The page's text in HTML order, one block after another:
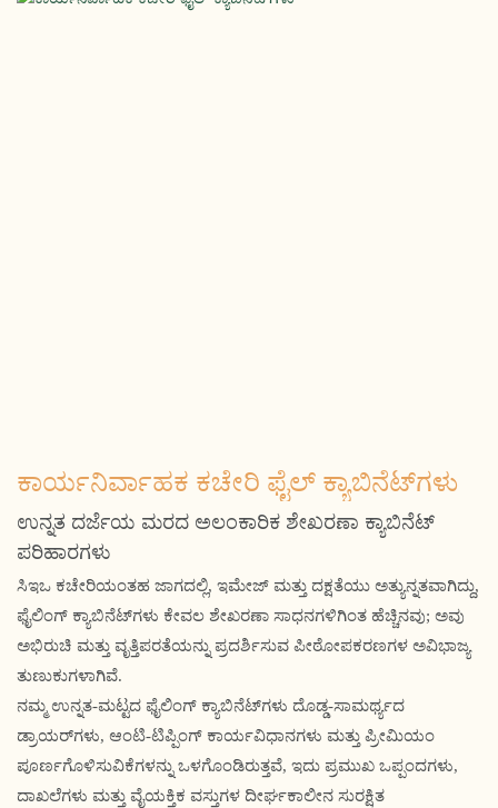
ಕಾರ್ಯನಿರ್ವಾಹಕ ಕಚೇರಿ ಫೈಲ್ ಕ್ಯಾಬಿನೆಟ್‌ಗಳು
ಉನ್ನತ ದರ್ಜೆಯ ಮರದ ಅಲಂಕಾರಿಕ ಶೇಖರಣಾ ಕ್ಯಾಬಿನೆಟ್
ಪರಿಹಾರಗಳು
ಸಿಇಒ ಕಚೇರಿಯಂತಹ ಜಾಗದಲ್ಲಿ, ಇಮೇಜ್ ಮತ್ತು ದಕ್ಷತೆಯು ಅತ್ಯುನ್ನತವಾಗಿದ್ದು,
ಫೈಲಿಂಗ್ ಕ್ಯಾಬಿನೆಟ್‌ಗಳು ಕೇವಲ ಶೇಖರಣಾ ಸಾಧನಗಳಿಗಿಂತ ಹೆಚ್ಚಿನವು; ಅವು
ಅಭಿರುಚಿ ಮತ್ತು ವೃತ್ತಿಪರತೆಯನ್ನು ಪ್ರದರ್ಶಿಸುವ ಪೀಠೋಪಕರಣಗಳ ಅವಿಭಾಜ್ಯ
ತುಣುಕುಗಳಾಗಿವೆ.
ನಮ್ಮ ಉನ್ನತ-ಮಟ್ಟದ ಫೈಲಿಂಗ್ ಕ್ಯಾಬಿನೆಟ್‌ಗಳು ದೊಡ್ಡ-ಸಾಮರ್ಥ್ಯದ
ಡ್ರಾಯರ್‌ಗಳು, ಆಂಟಿ-ಟಿಪ್ಪಿಂಗ್ ಕಾರ್ಯವಿಧಾನಗಳು ಮತ್ತು ಪ್ರೀಮಿಯಂ
ಪೂರ್ಣಗೊಳಿಸುವಿಕೆಗಳನ್ನು ಒಳಗೊಂಡಿರುತ್ತವೆ, ಇದು ಪ್ರಮುಖ ಒಪ್ಪಂದಗಳು,
ದಾಖಲೆಗಳು ಮತ್ತು ವೈಯಕ್ತಿಕ ವಸ್ತುಗಳ ದೀರ್ಘಕಾಲೀನ ಸುರಕ್ಷಿತ